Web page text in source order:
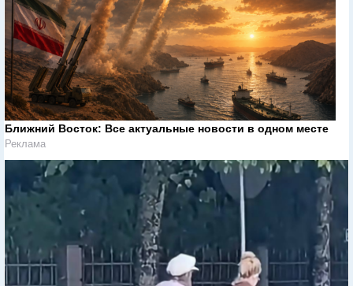
Ближний Восток: Все актуальные новости в одном месте
Реклама